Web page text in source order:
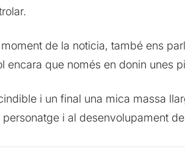
de la noticia, també ens
encara que només en donin unes
i un final una mica massa
i al desenvolupament de